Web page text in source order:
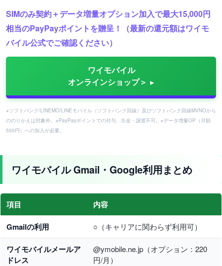
SIMのみ契約＋データ増量オプション加入で最大15,000円
相当のPayPayポイントを贈呈！（最新の還元額はワイモ
バイル公式でご確認ください）
ワイモバイル
オンラインショップ＞
※ソフトバンク/LINEMO/LINEモバイル（ソフトバンク回線）及びソフトバンク回線MVNOから
ののりかえは対象外。※PayPayポイントでの付与、出金・譲渡不可。※データ増量OP（月額
550円）への加入が必要。
ワイモバイル Gmail・Google利用まとめ
項目 内容
Gmailの利用 ○（キャリアに関わらず利用可）
ワイモバイルメールア
ドレス
@ymobile.ne.jp（オプション：220
円/月）